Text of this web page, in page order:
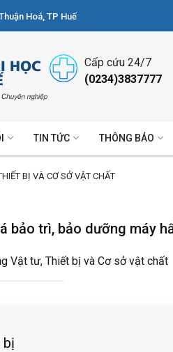
Hoá, TP Huế
Cấp cứu 24/7
(0234)3837777
TIN TỨC THÔNG BÁO
BỊ VÀ CƠ SỞ VẬT CHẤT
bảo trì, bảo dưỡng máy
Vật tư, Thiết bị và Cơ sở vật chất
bị